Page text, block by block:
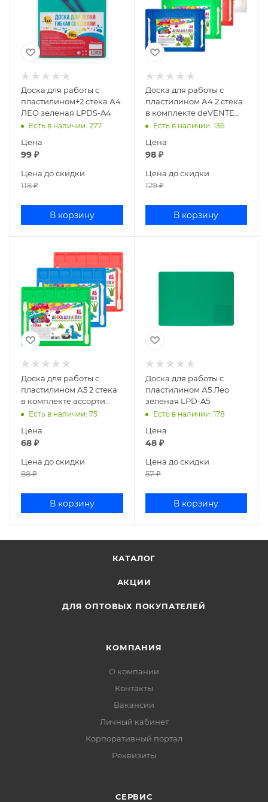
Доска для работы с
пластилином+2 стека А4
ЛЕО зеленая LPDS-A4
Есть в наличии: 277
Цена
99 ₽
Цена до скидки
118₽
В корзину
Доска для работы с
пластилином А4 2 стека
в комплекте deVENTE
ассорти 8041522
Есть в наличии: 136
Цена
98₽
Цена до скидки
129₽
В корзину
Доска для работы с
пластилином А5 2 стека
в комплекте ассорти
8040520
Есть в наличии: 75
Цена
68 ₽
Цена до скидки
88₽
В корзину
Доска для работы с
пластилином А5 Лео
зеленая LPD-A5
Есть в наличии: 178
Цена
48₽
Цена до скидки
57₽
В корзину
КАТАЛОГ
АКЦИИ
ДЛЯ ОПТОВЫХ ПОКУПАТЕЛЕЙ
КОМПАНИЯ
О компании
Контакты
Вакансии
Личный кабинет
Корпоративный портал
Реквизиты
СЕРВИС